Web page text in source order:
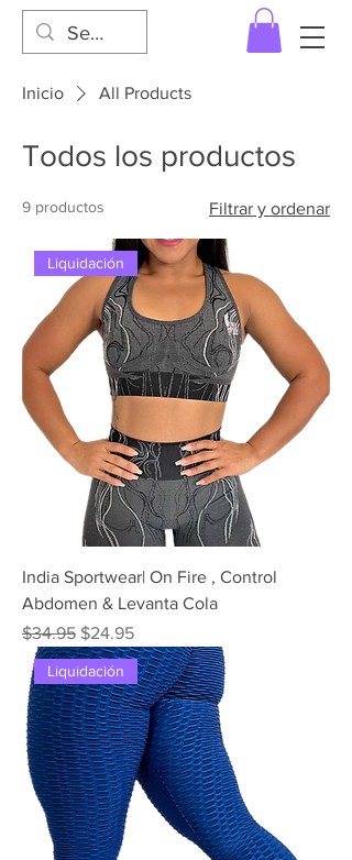
Inicio All Products
Todos los productos
9 productos Filtrar y ordenar
Liquidación
India Sportwear| On Fire , Control
Abdomen & Levanta Cola
Precio
$34.95 Precio de oferta
$24.95
Liquidación